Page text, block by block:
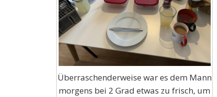
Überraschenderweise war es dem Mann
morgens bei 2 Grad etwas zu frisch, um